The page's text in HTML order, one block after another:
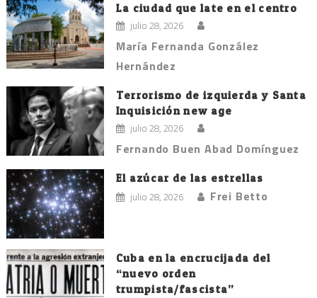
La ciudad que late en el centro
julio 28, 2026
María Fernanda González
Hernández
Terrorismo de izquierda y Santa
Inquisición new age
julio 28, 2026
Fernando Buen Abad Domínguez
El azúcar de las estrellas
julio 28, 2026 Frei Betto
Cuba en la encrucijada del
“nuevo orden
trumpista/fascista”